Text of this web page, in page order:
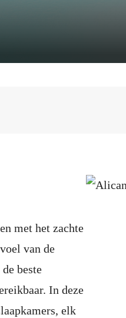
met het zachte
van de
beste
In deze
elk